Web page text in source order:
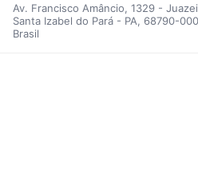
Av. Francisco Amâncio, 1329 -
Santa Izabel do Pará - PA, 68790-
Brasil